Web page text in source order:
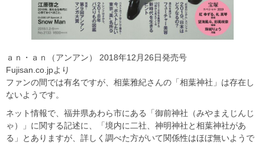
ａｎ・ａｎ（アンアン） 2018年12月26日発売号
Fujisan.co.jpより
ファンの間では有名ですが、相葉雅紀さんの「相葉神社」は存在し
ないようです。
ネット情報で、福井県あわら市にある「御前神社（みやまえじんじ
ゃ）」に関する記述に、「境内に二社、神明神社と相葉神社があ
る」とありますが、詳しく調べた方がいて関係性はほぼ無いようで